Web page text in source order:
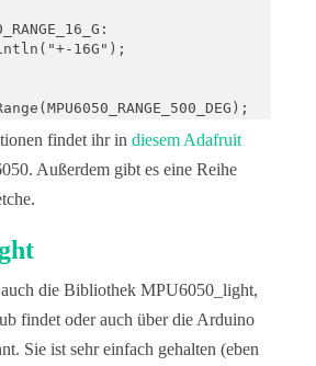
16G");
{
500 deg/s");
findet ihr in diesem Adafruit
Außerdem gibt es eine Reihe
auch die Bibliothek MPU6050_light,
findet oder auch über die Arduino
Sie ist sehr einfach gehalten (eben